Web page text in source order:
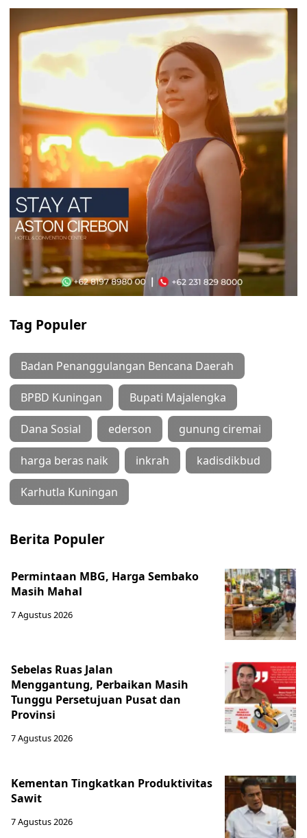
Tag Populer
Badan Penanggulangan Bencana Daerah
BPBD Kuningan Bupati Majalengka
Dana Sosial ederson gunung ciremai
harga beras naik inkrah kadisdikbud
Karhutla Kuningan
Berita Populer
Permintaan MBG, Harga Sembako
Masih Mahal
7 Agustus 2026
Sebelas Ruas Jalan
Menggantung, Perbaikan Masih
Tunggu Persetujuan Pusat dan
Provinsi
7 Agustus 2026
Kementan Tingkatkan Produktivitas
Sawit
7 Agustus 2026